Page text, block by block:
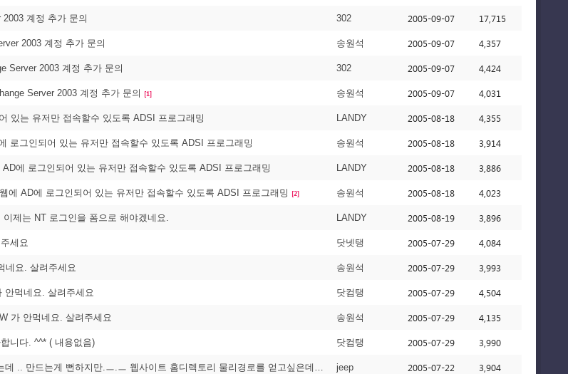
계정 추가 문의 302 2005-09-07 17,715
2003 계정 추가 문의 송원석 2005-09-07 4,357
Server 2003 계정 추가 문의 302 2005-09-07 4,424
Server 2003 계정 추가 문의 [1] 송원석 2005-09-07 4,031
있는 유저만 접속할수 있도록 ADSI 프로그래밍 LANDY 2005-08-18 4,355
로그인되어 있는 유저만 접속할수 있도록 ADSI 프로그래밍 송원석 2005-08-18 3,914
에 로그인되어 있는 유저만 접속할수 있도록 ADSI 프로그래밍 LANDY 2005-08-18 3,886
에 AD에 로그인되어 있는 유저만 접속할수 있도록 ADSI 프로그래밍 [2] 송원석 2005-08-18 4,023
이제는 NT 로그인을 폼으로 해야겠네요. LANDY 2005-08-19 3,896
세요 닷넷탱 2005-07-29 4,084
네요. 살려주세요 송원석 2005-07-29 3,993
안먹네요. 살려주세요 닷컴탱 2005-07-29 4,504
가 안먹네요. 살려주세요 송원석 2005-07-29 4,135
니다. ^^* ( 내용없음) 닷컴탱 2005-07-29 3,990
안녕하세요 ADSI로 머 만들구있는데 .. 만드는게 뻔하지만.ㅡ.ㅡ 웹사이트 홈디렉토리 물리경로를 얻고싶은데요 jeep 2005-07-22 3,904